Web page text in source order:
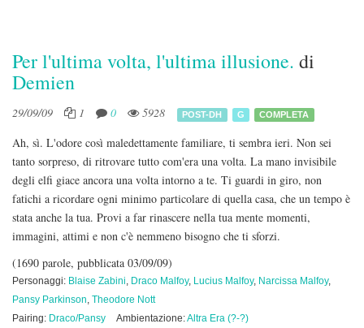
Per l'ultima volta, l'ultima illusione. di
Demien
29/09/09 1 0 5928 POST-DH G COMPLETA
Ah, sì. L'odore così maledettamente familiare, ti sembra ieri. Non sei
tanto sorpreso, di ritrovare tutto com'era una volta. La mano invisibile
degli elfi giace ancora una volta intorno a te. Ti guardi in giro, non
fatichi a ricordare ogni minimo particolare di quella casa, che un tempo è
stata anche la tua. Provi a far rinascere nella tua mente momenti,
immagini, attimi e non c'è nemmeno bisogno che ti sforzi.
(1690 parole, pubblicata 03/09/09)
Personaggi: Blaise Zabini, Draco Malfoy, Lucius Malfoy, Narcissa Malfoy,
Pansy Parkinson, Theodore Nott
Pairing: Draco/Pansy Ambientazione:Altra Era (?-?)